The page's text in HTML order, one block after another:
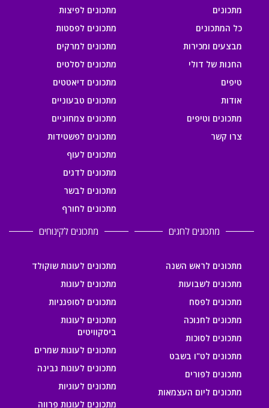
מתכונים
כל המתכונים
מבצעים ומכירות
החנות של דולי
טיפים
אודות
מתכונים וטיפים
צרו קשר
מתכונים לפיצות
מתכונים לפסטות
מתכונים למרקים
מתכונים לסלטים
מתכונים דיאטטים
מתכונים טבעוניים
מתכונים צמחוניים
מתכונים לפשטידות
מתכונים לעוף
מתכונים לדגים
מתכונים לבשר
מתכונים לחורף
מתכונים לחגים
מתכונים לראש השנה
מתכונים לשבועות
מתכונים לפסח
מתכונים לחנוכה
מתכונים לסוכות
מתכונים לט"ו בשבט
מתכונים לפורים
מתכונים ליום העצמאות
מתכונים לקינוחים
מתכונים לעוגות שוקולד
מתכונים לעוגות
מתכונים לסופגניות
מתכונים לעוגות
ביסקוויטים
מתכונים לעוגות שמרים
מתכונים לעוגות גבינה
מתכונים לעוגיות
מתכונים לעוגות פרווה